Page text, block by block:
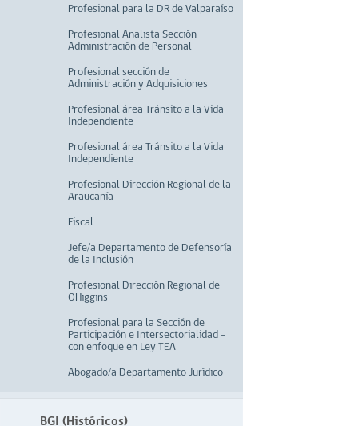
Profesional para la DR de Valparaíso
Profesional Analista Sección
Administración de Personal
Profesional sección de
Administración y Adquisiciones
Profesional área Tránsito a la Vida
Independiente
Profesional área Tránsito a la Vida
Independiente
Profesional Dirección Regional de la
Araucanía
Fiscal
Jefe/a Departamento de Defensoría
de la Inclusión
Profesional Dirección Regional de
OHiggins
Profesional para la Sección de
Participación e Intersectorialidad –
con enfoque en Ley TEA
Abogado/a Departamento Jurídico
BGI (Históricos)